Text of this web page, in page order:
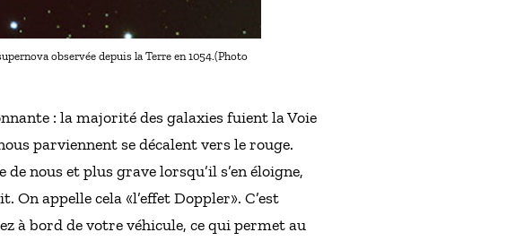
observée depuis la Terre en 1054.(Photo
: la majorité des galaxies fuient la Voie
parviennent se décalent vers le rouge.
nous et plus grave lorsqu’il s’en éloigne,
appelle cela «l’effet Doppler». C’est
à bord de votre véhicule, ce qui permet au